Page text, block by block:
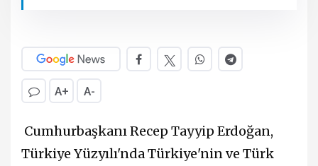
A+ A-
Cumhurbaşkanı Recep Tayyip Erdoğan,
Türkiye Yüzyılı'nda Türkiye'nin ve Türk